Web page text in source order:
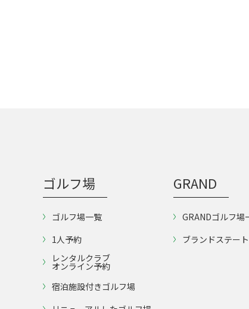
ゴルフ場
ゴルフ場一覧
1人予約
レンタルクラブ
オンライン予約
宿泊施設付きゴルフ場
GRAND
GRANDゴルフ場
ブランドステー